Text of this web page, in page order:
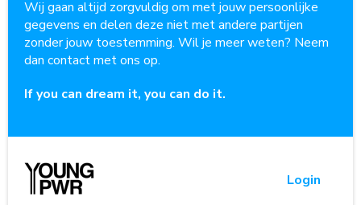
Wij gaan altijd zorgvuldig om met jouw persoonlijke
gegevens en delen deze niet met andere partijen
zonder jouw toestemming. Wil je meer weten? Neem
dan contact met ons op.
If you can dream it, you can do it.
Login